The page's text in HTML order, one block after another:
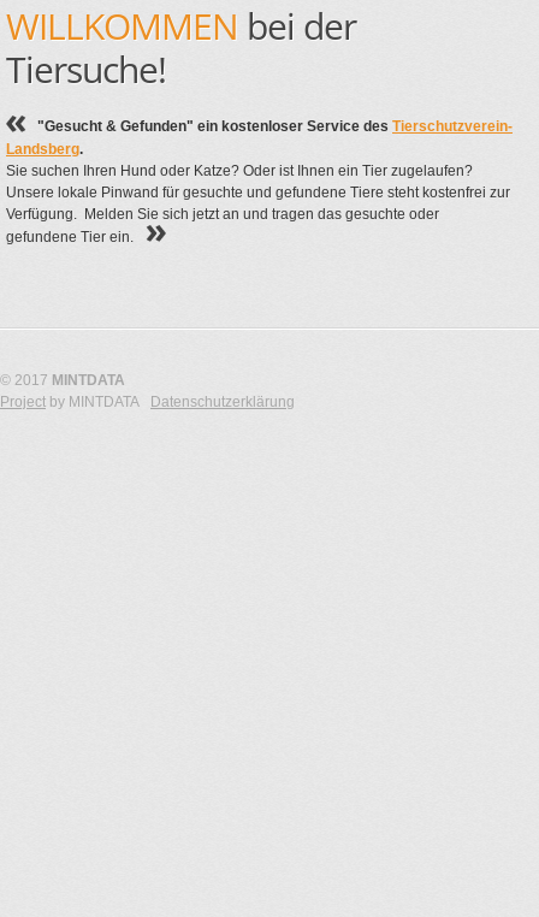
WILLKOMMEN bei der
Tiersuche!
"Gesucht & Gefunden" ein kostenloser Service des Tierschutzverein-
Landsberg.
Sie suchen Ihren Hund oder Katze? Oder ist Ihnen ein Tier zugelaufen?
Unsere lokale Pinwand für gesuchte und gefundene Tiere steht kostenfrei zur
Verfügung. Melden Sie sich jetzt an und tragen das gesuchte oder
gefundene Tier ein.
© 2017 MINTDATA
Project by MINTDATA Datenschutzerklärung